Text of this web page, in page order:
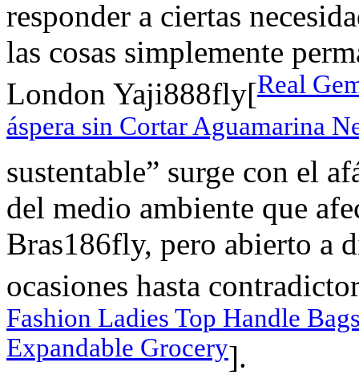
responder a ciertas
las cosas simplemente
London Yaji888fly[Real
áspera sin Cortar Aguamarina
sustentable” surge con el
del medio ambiente que
Bras186fly, pero abierto a
ocasiones hasta
Fashion Ladies Top Handle
Expandable Grocery].